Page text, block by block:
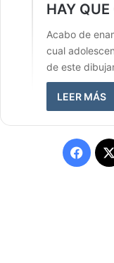
HAY QUE
Acabo de
cual
de este
LEER MÁS